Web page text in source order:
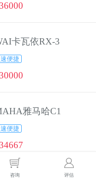
36000
卡瓦依RX-3
便捷
30000
雅马哈C1
便捷
34667
咨询 评估